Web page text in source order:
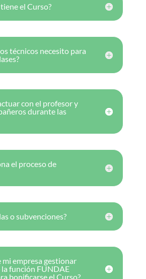
el Curso?
técnicos necesito para
con el profesor y
durante las
el proceso de
o subvenciones?
mi empresa gestionar
función FUNDAE
bonificarse el Curso?